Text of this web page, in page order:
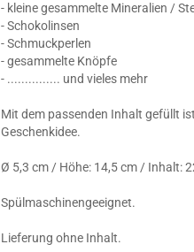
- kleine gesammelte Mineralien /
- Schokolinsen
- Schmuckperlen
- gesammelte Knöpfe
- ............... und vieles mehr
Mit dem passenden Inhalt gefüllt
Geschenkidee.
Ø 5,3 cm / Höhe: 14,5 cm / Inhalt:
Spülmaschinengeeignet.
Lieferung ohne Inhalt.